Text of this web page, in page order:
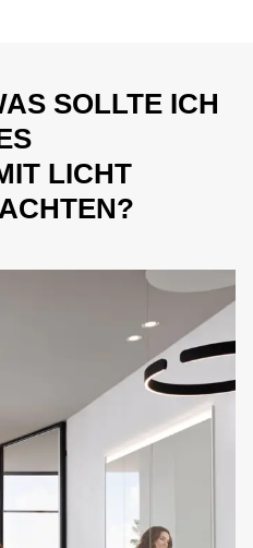
SOLLTE ICH
LICHT